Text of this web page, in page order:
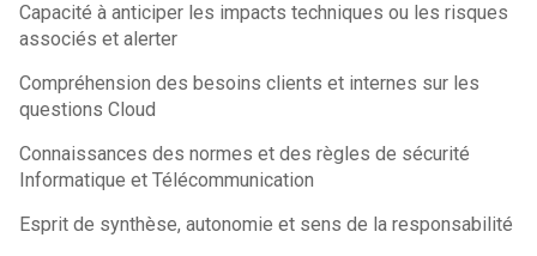
Capacité à anticiper les impacts techniques ou les risques
associés et alerter
Compréhension des besoins clients et internes sur les
questions Cloud
Connaissances des normes et des règles de sécurité
Informatique et Télécommunication
Esprit de synthèse, autonomie et sens de la responsabilité